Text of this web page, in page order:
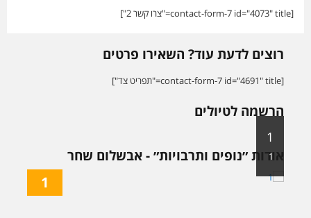
[contact-form-7 id="4073" title="צרו קשר 2"]
רוצים לדעת עוד? השאירו פרטים
[contact-form-7 id="4691" title="תפריט צד"]
הרשמה לטיולים
אודות ״נופים ותרבויות״ - אבשלום שחר
1
1
1